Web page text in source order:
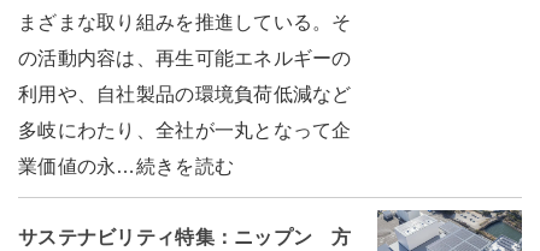
まざまな取り組みを推進している。そ
の活動内容は、再生可能エネルギーの
利用や、自社製品の環境負荷低減など
多岐にわたり、全社が一丸となって企
業価値の永…続きを読む
サステナビリティ特集：ニップン 方